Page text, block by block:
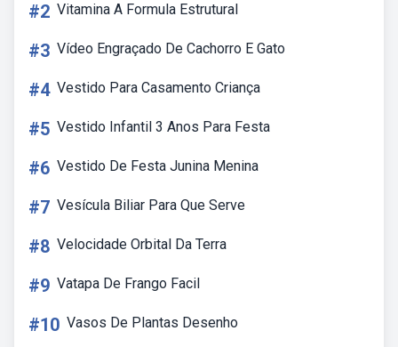
#2 Vitamina A Formula Estrutural
#3 Vídeo Engraçado De Cachorro E Gato
#4 Vestido Para Casamento Criança
#5 Vestido Infantil 3 Anos Para Festa
#6 Vestido De Festa Junina Menina
#7 Vesícula Biliar Para Que Serve
#8 Velocidade Orbital Da Terra
#9 Vatapa De Frango Facil
#10 Vasos De Plantas Desenho